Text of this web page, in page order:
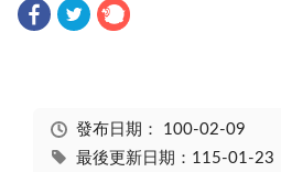
發布日期： 100-02-09
最後更新日期：115-01-23